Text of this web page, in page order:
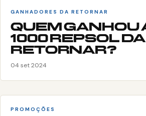
GANHADORES DA RETORNAR
QUEM GANHOU
1000 REPSOL DA
RETORNAR?
04 set 2024
PROMOÇÕES